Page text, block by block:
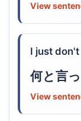
View
I just
何と言
View